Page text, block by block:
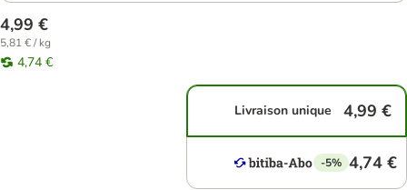
4,99 €
5,81 € / kg
4,74 €
Livraison unique 4,99 €
-5% 4,74 €